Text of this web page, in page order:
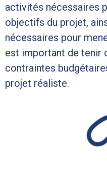
activités nécessaires
objectifs du projet,
nécessaires pour
est important de tenir
contraintes
projet réaliste.